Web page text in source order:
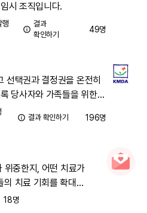
시 조직입니다.
결과
확인하기
49명
선택권과 결정권을 온전히
당사자와 가족들을 위한
있습니다.
결과 확인하기 196명
위중한지, 어떤 치료가
의 치료 기회를 확대
18명